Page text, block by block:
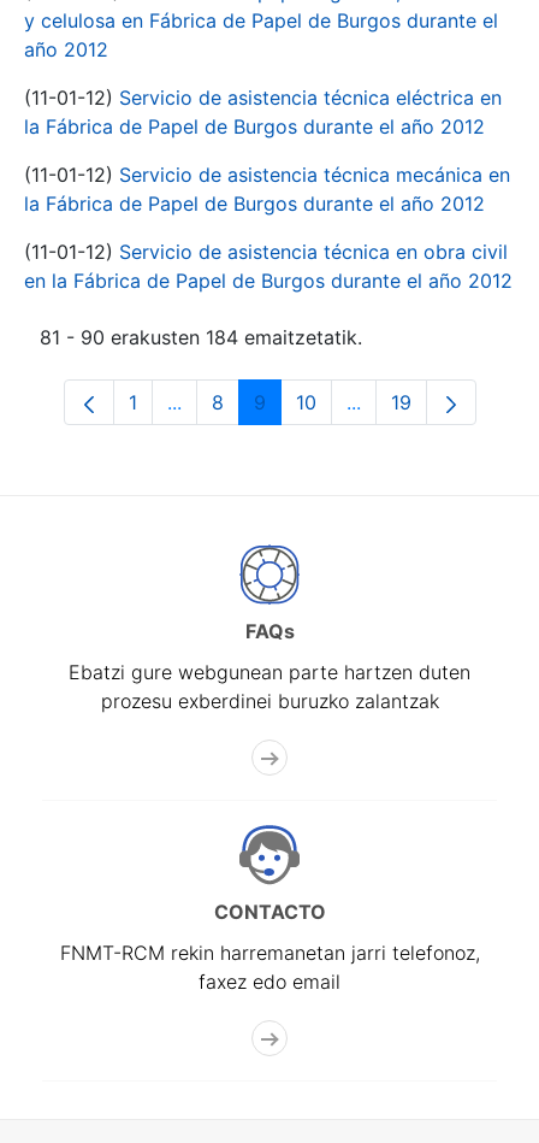
y celulosa en Fábrica de Papel de Burgos durante el
año 2012
(11-01-12) Servicio de asistencia técnica eléctrica en
la Fábrica de Papel de Burgos durante el año 2012
(11-01-12) Servicio de asistencia técnica mecánica en
la Fábrica de Papel de Burgos durante el año 2012
(11-01-12) Servicio de asistencia técnica en obra civil
en la Fábrica de Papel de Burgos durante el año 2012
81 - 90 erakusten 184 emaitzetatik.
Orrialdea
1 ...Intermediate Pages Use TAB to
Orrialdea
8 Orrialdea
9 Orrialdea
10 ...Intermediate Pages
Orrialdea
19
FAQs
Ebatzi gure webgunean parte hartzen duten
prozesu exberdinei buruzko zalantzak
CONTACTO
FNMT-RCM rekin harremanetan jarri telefonoz,
faxez edo email